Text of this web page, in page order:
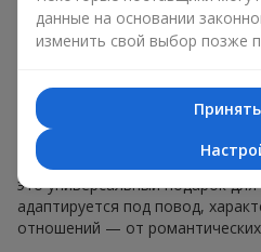
становится идеальным
самостоятельным презентом.
чтобы всё это оказалось в
Купить подарочные корзины —
банальную вещь. Сегодня
это универсальный подарок
адаптируется под повод,
отношений — от
данные на основании
изменить свой выбор позже